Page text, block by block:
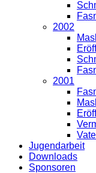
2002
2001
Jugendarbeit
Downloads
Sponsoren